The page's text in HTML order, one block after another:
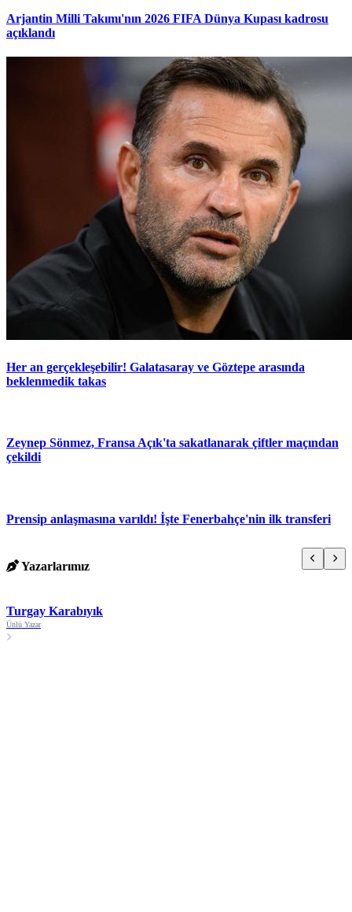
Arjantin Milli Takımı'nın 2026 FIFA Dünya Kupası kadrosu
açıklandı
Her an gerçekleşebilir! Galatasaray ve Göztepe arasında
beklenmedik takas
Zeynep Sönmez, Fransa Açık'ta sakatlanarak çiftler maçından
çekildi
Prensip anlaşmasına varıldı! İşte Fenerbahçe'nin ilk transferi
Yazarlarımız
Turgay Karabıyık
Ünlü Yazar